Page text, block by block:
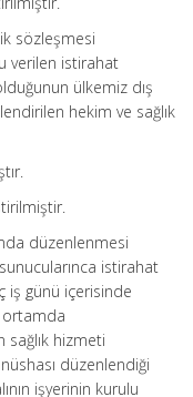
sözleşmesi
verilen istirahat
ülkemiz dış
hekim ve sağlık
düzenlenmesi
istirahat
iş günü içerisinde
ortamda
hizmeti
düzenlendiği
işyerinin kurulu